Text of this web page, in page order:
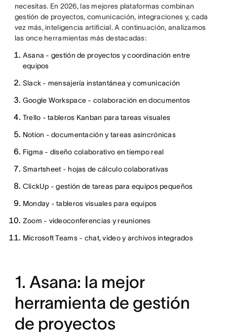
necesitas. En 2026, las mejores plataformas combinan
gestión de proyectos, comunicación, integraciones y, cada
vez más, inteligencia artificial. A continuación, analizamos
las once herramientas más destacadas:
Asana - gestión de proyectos y coordinación entre
equipos
Slack - mensajería instantánea y comunicación
Google Workspace - colaboración en documentos
Trello - tableros Kanban para tareas visuales
Notion - documentación y tareas asincrónicas
Figma - diseño colaborativo en tiempo real
Smartsheet - hojas de cálculo colaborativas
ClickUp - gestión de tareas para equipos pequeños
Monday - tableros visuales para equipos
Zoom - videoconferencias y reuniones
Microsoft Teams - chat, video y archivos integrados
1. Asana: la mejor
herramienta de gestión
de proyectos